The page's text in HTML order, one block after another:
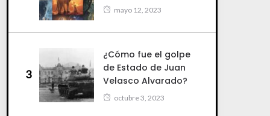
mayo 12, 2023
3
¿Cómo fue el golpe
de Estado de Juan
Velasco Alvarado?
octubre 3, 2023